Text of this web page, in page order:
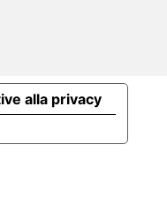
alla privacy